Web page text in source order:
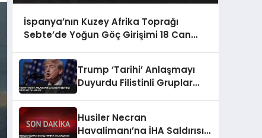
İspanya’nın Kuzey Afrika Toprağı
Sebte’de Yoğun Göç Girişimi 18 Can
Trump ‘Tarihi’ Anlaşmayı
Duyurdu Filistinli Gruplar
Husiler Necran
Havalimanı’na İHA Saldırısı